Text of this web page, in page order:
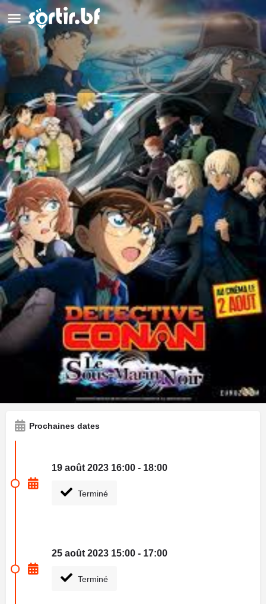
Detective Conan
Détails Avis 0
Laisser un avis Ajouter aux favoris
Description
Nouvelle aventure du célèbre détective.
L'action se déroule en mer près de l'île de Hachijô à Tokyo.
Des ingénieurs se rassemblent pour une opération
d'envergure sur "La bouée du Pacifique", connectant les
caméras de sécurité mondiales. Une technologie de
reconnaissance faciale est testée, mais tout bascule lorsque
Conan apprend qu'un membre de l'Organisation des Hommes
en Noir a commis un meurtre. Il plonge dans l'action pour
sauver une ingénieure enlevée par l'Organisation, tandis que
des menaces sombres planent. Une intrigue captivante se
déploie dans les profondeurs marines, mettant en jeu des
enjeux internationaux et le courage de nos héros.
Prochaines dates
19 août 2023 16:00 - 18:00
Terminé
25 août 2023 15:00 - 17:00
Terminé